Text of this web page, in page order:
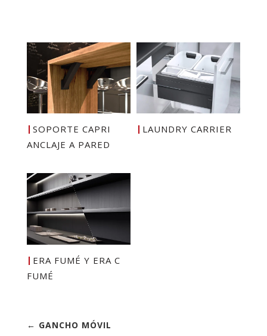
SOPORTE CAPRI
ANCLAJE A PARED
LAUNDRY CARRIER
ERA FUMÉ Y ERA C
FUMÉ
← GANCHO MÓVIL